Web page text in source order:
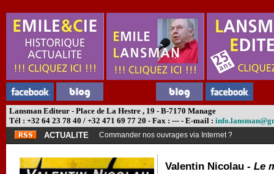
Lansman Editeur - Place de La Hestre , 19 - B-7170 Manage
Tél : +32 64 23 78 40 / +32 471 69 77 20 - Fax : --- - E-mail :
ACTUALITE
Commander nos ouvrages via Internet ?
Valentin Nicolau - Le